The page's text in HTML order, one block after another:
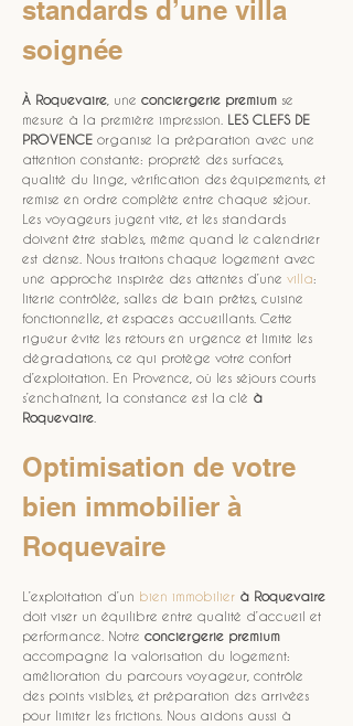
standards d’une villa
soignée
À Roquevaire , une conciergerie premium se
mesure à la première impression. LES CLEFS DE
PROVENCE organise la préparation avec une
attention constante: propreté des surfaces,
qualité du linge, vérification des équipements, et
remise en ordre complète entre chaque séjour.
Les voyageurs jugent vite, et les standards
doivent être stables, même quand le calendrier
est dense. Nous traitons chaque logement avec
une approche inspirée des attentes d’une villa:
literie contrôlée, salles de bain prêtes, cuisine
fonctionnelle, et espaces accueillants. Cette
rigueur évite les retours en urgence et limite les
dégradations, ce qui protège votre confort
d’exploitation. En Provence, où les séjours courts
s’enchaînent, la constance est la clé à
Roquevaire
Optimisation de votre
bien immobilier à
Roquevaire
L’exploitation d’un bien immobilier à Roquevaire
doit viser un équilibre entre qualité d’accueil et
performance. Notre conciergerie premium
accompagne la valorisation du logement:
amélioration du parcours voyageur, contrôle
des points visibles, et préparation des arrivées
pour limiter les frictions. Nous aidons aussi à